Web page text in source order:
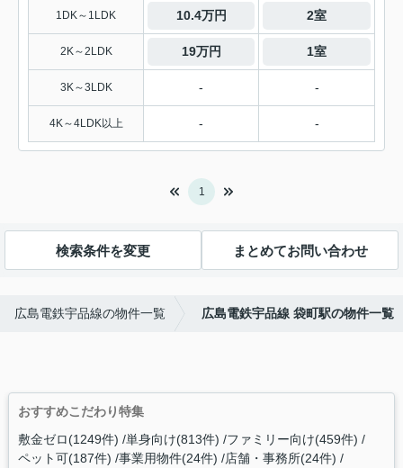
1DK～1LDK 10.4万円 2室
2K～2LDK 19万円 1室
3K～3LDK - -
4K～4LDK以上 - -
1
検索条件を変更 まとめてお問い合わせ
広島電鉄宇品線の物件一覧 広島電鉄宇品線 袋町駅の物件一覧
おすすめこだわり特集
敷金ゼロ(1249件) 単身向け(813件) ファミリー向け(459件)
ペット可(187件) 事業用物件(24件) 店舗・事務所(24件)